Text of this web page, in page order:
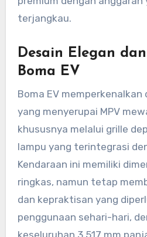
terjangkau.
Desain Elegan
Boma EV
Boma EV
yang menyerupai MPV
khususnya melalui grille
lampu yang terintegrasi
Kendaraan ini memiliki
ringkas, namun tetap
dan kepraktisan yang
penggunaan sehari-hari,
keseluruhan 3.517 mm